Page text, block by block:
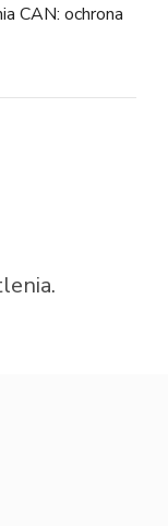
CAN: ochrona